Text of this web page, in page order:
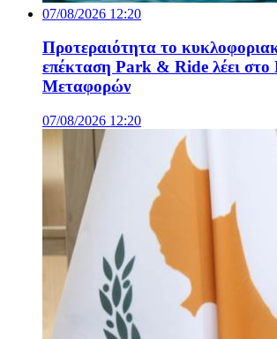
07/08/2026 12:20
Προτεραιότητα το
επέκταση Park & Ride λέει
Μεταφορών
07/08/2026 12:20